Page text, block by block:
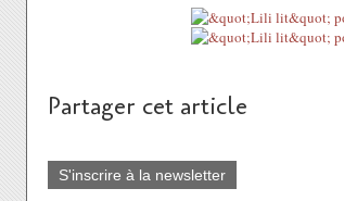
Partager cet article
S'inscrire à la newsletter